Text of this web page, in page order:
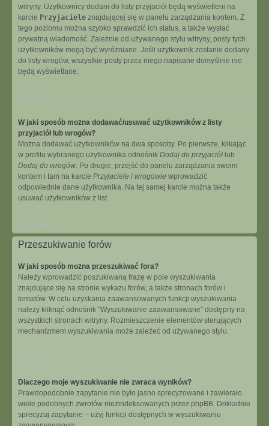
witryny. Użytkownicy dodani do listy przyjaciół będą wyświetleni na
karcie Przyjaciele znajdującej się w panelu zarządzania kontem. Z
tego poziomu można szybko sprawdzić ich status, a także wysłać
prywatną wiadomość. Zależnie od używanego stylu witryny, posty tych
użytkowników mogą być wyróżniane. Jeśli użytkownik zostanie dodany
do listy wrogów, wszystkie posty przez niego napisane domyślnie nie
będą wyświetlane.
Na górę
W jaki sposób można dodawać/usuwać użytkowników z listy
przyjaciół lub wrogów?
Można dodawać użytkowników na dwa sposoby. Po pierwsze, klikając
w profilu wybranego użytkownika odnośnik Dodaj do przyjaciół lub
Dodaj do wrogów. Po drugie, przejść do panelu zarządzania swoim
kontem i tam na karcie Przyjaciele i wrogowie wprowadzić
odpowiednie dane użytkownika. Na tej samej karcie można także
usuwać użytkowników z list.
Na górę
Przeszukiwanie forów
W jaki sposób można przeszukiwać fora?
Należy wprowadzić poszukiwaną frazę w pole wyszukiwania
znajdujące się na stronie wykazu forów, a także stronach forów i
tematów. W celu uzyskania zaawansowanych funkcji wyszukiwania
należy kliknąć odnośnik “Wyszukiwanie zaawansowane” dostępny na
wszystkich stronach witryny. Rozmieszczenie elementów sterujących
mechanizmem wyszukiwania może zależeć od używanego stylu.
Dlaczego moje wyszukiwanie nie zwraca wyników?
Prawdopodobnie zapytanie nie było jasno sprecyzowane i zawierało
wiele podobnych zwrotów niezindeksowanych przez phpBB. Dokładnie
sprecyzuj zapytanie – użyj funkcji dostępnych w wyszukiwaniu